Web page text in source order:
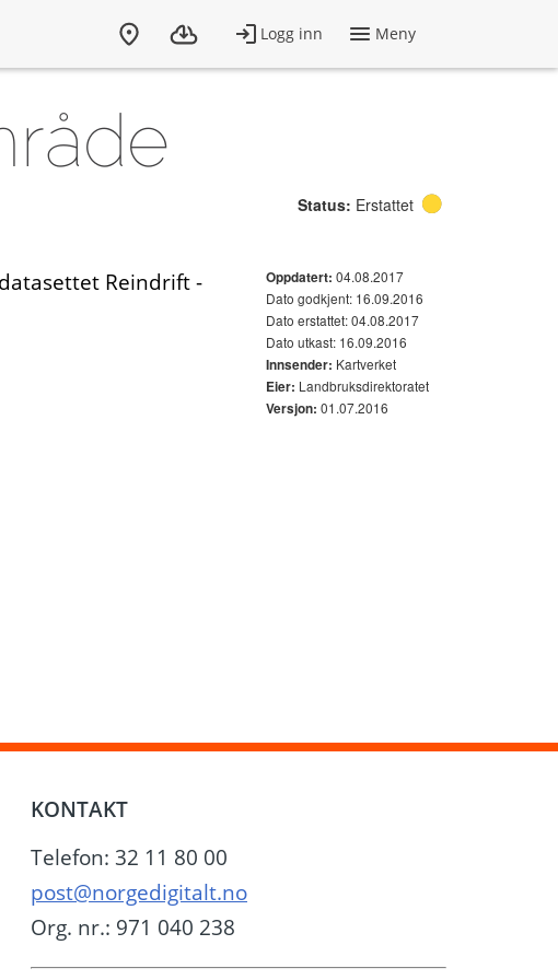
Status: Erstattet
Reindrift -
Oppdatert: 04.08.2017
Dato godkjent: 16.09.2016
Dato erstattet: 04.08.2017
Dato utkast: 16.09.2016
Innsender: Kartverket
Eier: Landbruksdirektoratet
Versjon: 01.07.2016